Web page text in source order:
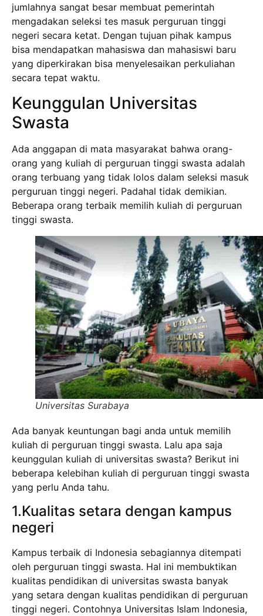
jumlahnya sangat besar membuat pemerintah
mengadakan seleksi tes masuk perguruan tinggi
negeri secara ketat. Dengan tujuan pihak kampus
bisa mendapatkan mahasiswa dan mahasiswi baru
yang diperkirakan bisa menyelesaikan perkuliahan
secara tepat waktu.
Keunggulan Universitas
Swasta
Ada anggapan di mata masyarakat bahwa orang-
orang yang kuliah di perguruan tinggi swasta adalah
orang terbuang yang tidak lolos dalam seleksi masuk
perguruan tinggi negeri. Padahal tidak demikian.
Beberapa orang terbaik memilih kuliah di perguruan
tinggi swasta.
Universitas Surabaya
Ada banyak keuntungan bagi anda untuk memilih
kuliah di perguruan tinggi swasta. Lalu apa saja
keunggulan kuliah di universitas swasta? Berikut ini
beberapa kelebihan kuliah di perguruan tinggi swasta
yang perlu Anda tahu.
1.Kualitas setara dengan kampus
negeri
Kampus terbaik di Indonesia sebagiannya ditempati
oleh perguruan tinggi swasta. Hal ini membuktikan
kualitas pendidikan di universitas swasta banyak
yang setara dengan kualitas pendidikan di perguruan
tinggi negeri. Contohnya Universitas Islam Indonesia,